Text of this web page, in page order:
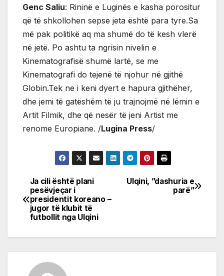
Genc Saliu: Rininë e Luginës e kasha porositur
që të shkollohen sepse jeta është para tyre.Sa
më pak politikë aq ma shumë do të kesh vlerë
në jetë. Po ashtu ta ngrisin nivelin e
Kinematografisë shumë lartë, se me
Kinematografi do tejenë të njohur në gjithë
Globin.Tek ne i keni dyert e hapura gjithëher,
dhe jemi të gatëshëm të ju trajnojmë në lëmin e
Artit Filmik, dhe që nesër të jeni Artist me
renome Europiane. /Lugina Press/
Post
navigation
Ulqini, ”dashuria e
parë”
Ja cili është plani
pesëvjeçar i
presidentit koreano –
jugor të klubit të
futbollit nga Ulqini